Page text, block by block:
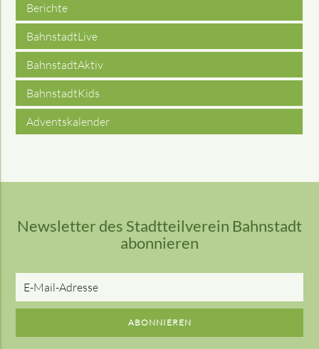
Berichte
BahnstadtLive
BahnstadtAktiv
BahnstadtKids
Adventskalender
Newsletter des Stadtteilverein Bahnstadt
abonnieren
ABONNIEREN